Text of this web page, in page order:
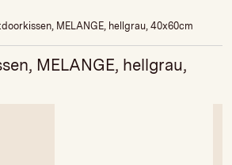
MELANGE, hellgrau, 40x60cm
MELANGE, hellgrau,